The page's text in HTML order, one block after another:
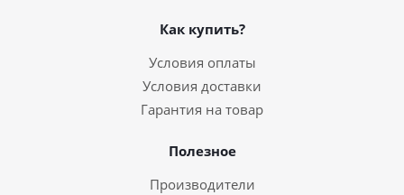
Как купить?
Условия оплаты
Условия доставки
Гарантия на товар
Полезное
Производители